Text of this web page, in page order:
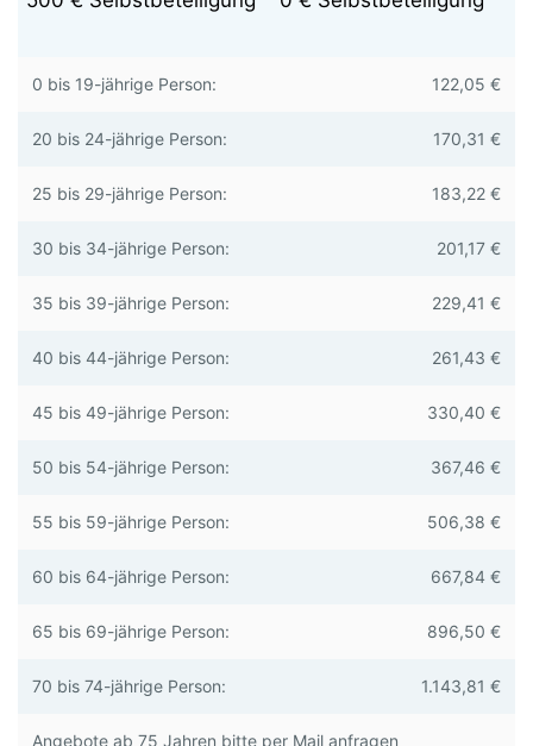
0 bis 19-jährige Person: 122,05 €
20 bis 24-jährige Person: 170,31 €
25 bis 29-jährige Person: 183,22 €
30 bis 34-jährige Person: 201,17 €
35 bis 39-jährige Person: 229,41 €
40 bis 44-jährige Person: 261,43 €
45 bis 49-jährige Person: 330,40 €
50 bis 54-jährige Person: 367,46 €
55 bis 59-jährige Person: 506,38 €
60 bis 64-jährige Person: 667,84 €
65 bis 69-jährige Person: 896,50 €
70 bis 74-jährige Person: 1.143,81 €
Angebote ab 75 Jahren bitte per Mail anfragen